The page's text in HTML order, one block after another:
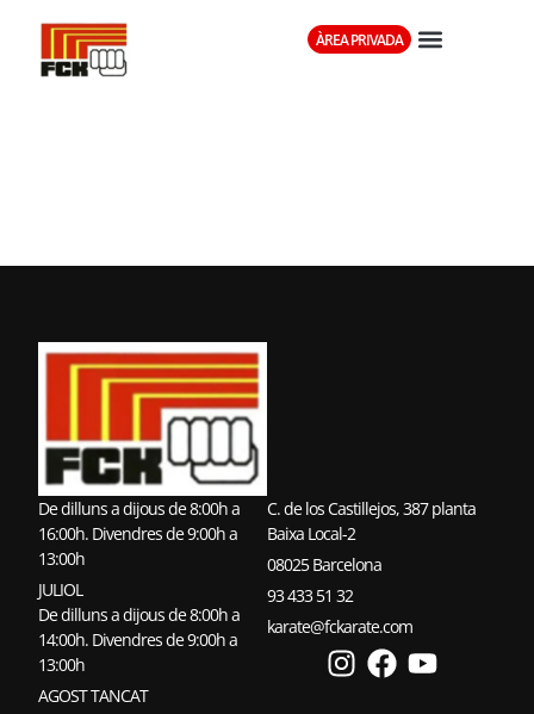
ÀREA PRIVADA
De dilluns a dijous de 8:00h a
16:00h. Divendres de 9:00h a
13:00h
JULIOL
De dilluns a dijous de 8:00h a
14:00h. Divendres de 9:00h a
13:00h
AGOST TANCAT
C. de los Castillejos, 387 planta
Baixa Local-2
08025 Barcelona
93 433 51 32
karate@fckarate.com